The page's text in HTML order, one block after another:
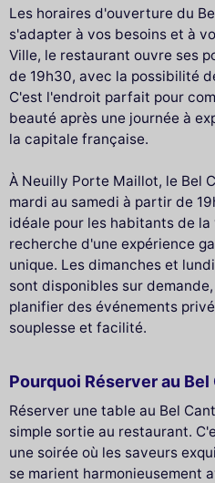
Les horaires d'ouverture du
s'adapter à vos besoins et à
Ville, le restaurant ouvre ses
de 19h30, avec la possibilité
C'est l'endroit parfait pour
beauté après une journée à
la capitale française.
À Neuilly Porte Maillot, le Bel
mardi au samedi à partir de
idéale pour les habitants de
recherche d'une expérience
unique. Les dimanches et
sont disponibles sur
planifier des événements
souplesse et facilité.
Pourquoi Réserver au Bel
Réserver une table au Bel
simple sortie au restaurant.
une soirée où les saveurs
se marient harmonieusement